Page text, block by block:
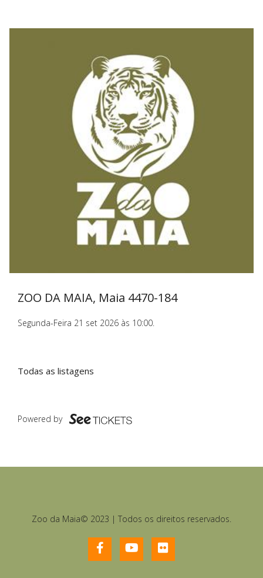
ZOO DA MAIA, Maia 4470-184
Segunda-Feira 21 set 2026 às 10:00.
Todas as listagens
Powered by
Zoo da Maia© 2023 | Todos os direitos reservados.